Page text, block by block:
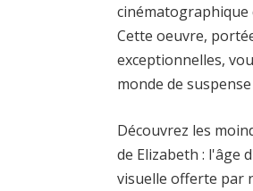
cinématographique
Cette oeuvre,
exceptionnelles,
monde de
Découvrez les
de Elizabeth : l'âge
visuelle offerte par